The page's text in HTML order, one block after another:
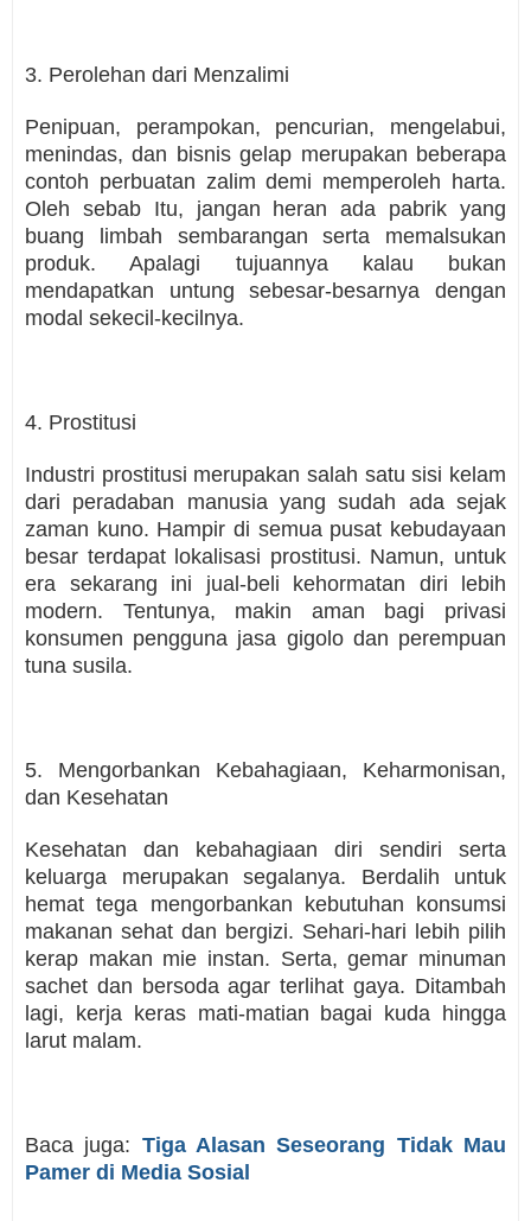
3. Perolehan dari Menzalimi
Penipuan, perampokan, pencurian, mengelabui,
menindas, dan bisnis gelap merupakan beberapa
contoh perbuatan zalim demi memperoleh harta.
Oleh sebab Itu, jangan heran ada pabrik yang
buang limbah sembarangan serta memalsukan
produk. Apalagi tujuannya kalau bukan
mendapatkan untung sebesar-besarnya dengan
modal sekecil-kecilnya.
4. Prostitusi
Industri prostitusi merupakan salah satu sisi kelam
dari peradaban manusia yang sudah ada sejak
zaman kuno. Hampir di semua pusat kebudayaan
besar terdapat lokalisasi prostitusi. Namun, untuk
era sekarang ini jual-beli kehormatan diri lebih
modern. Tentunya, makin aman bagi privasi
konsumen pengguna jasa gigolo dan perempuan
tuna susila.
5. Mengorbankan Kebahagiaan, Keharmonisan,
dan Kesehatan
Kesehatan dan kebahagiaan diri sendiri serta
keluarga merupakan segalanya. Berdalih untuk
hemat tega mengorbankan kebutuhan konsumsi
makanan sehat dan bergizi. Sehari-hari lebih pilih
kerap makan mie instan. Serta, gemar minuman
sachet dan bersoda agar terlihat gaya. Ditambah
lagi, kerja keras mati-matian bagai kuda hingga
larut malam.
Baca juga: Tiga Alasan Seseorang Tidak Mau
Pamer di Media Sosial